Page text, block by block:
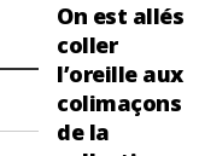
On est allés
coller
l’oreille aux
colimaçons
de la